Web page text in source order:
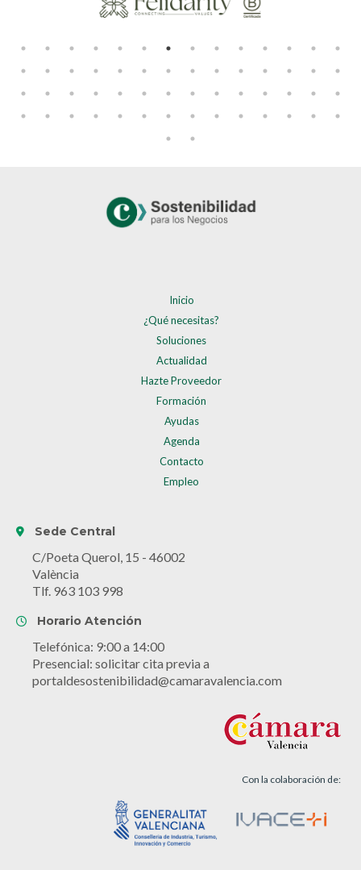
Inicio
¿Qué necesitas?
Soluciones
Actualidad
Hazte Proveedor
Formación
Ayudas
Agenda
Contacto
Empleo
Sede Central
C/Poeta Querol, 15 - 46002
València
Tlf. 963 103 998
Horario Atención
Telefónica: 9:00 a 14:00
Presencial: solicitar cita previa a
portaldesostenibilidad@camaravalencia.com
Con la colaboración de: